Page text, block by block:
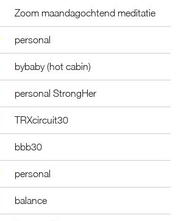
Zoom maandagochtend meditatie
personal
bybaby (hot cabin)
personal StrongHer
TRXcircuit30
bbb30
personal
balance